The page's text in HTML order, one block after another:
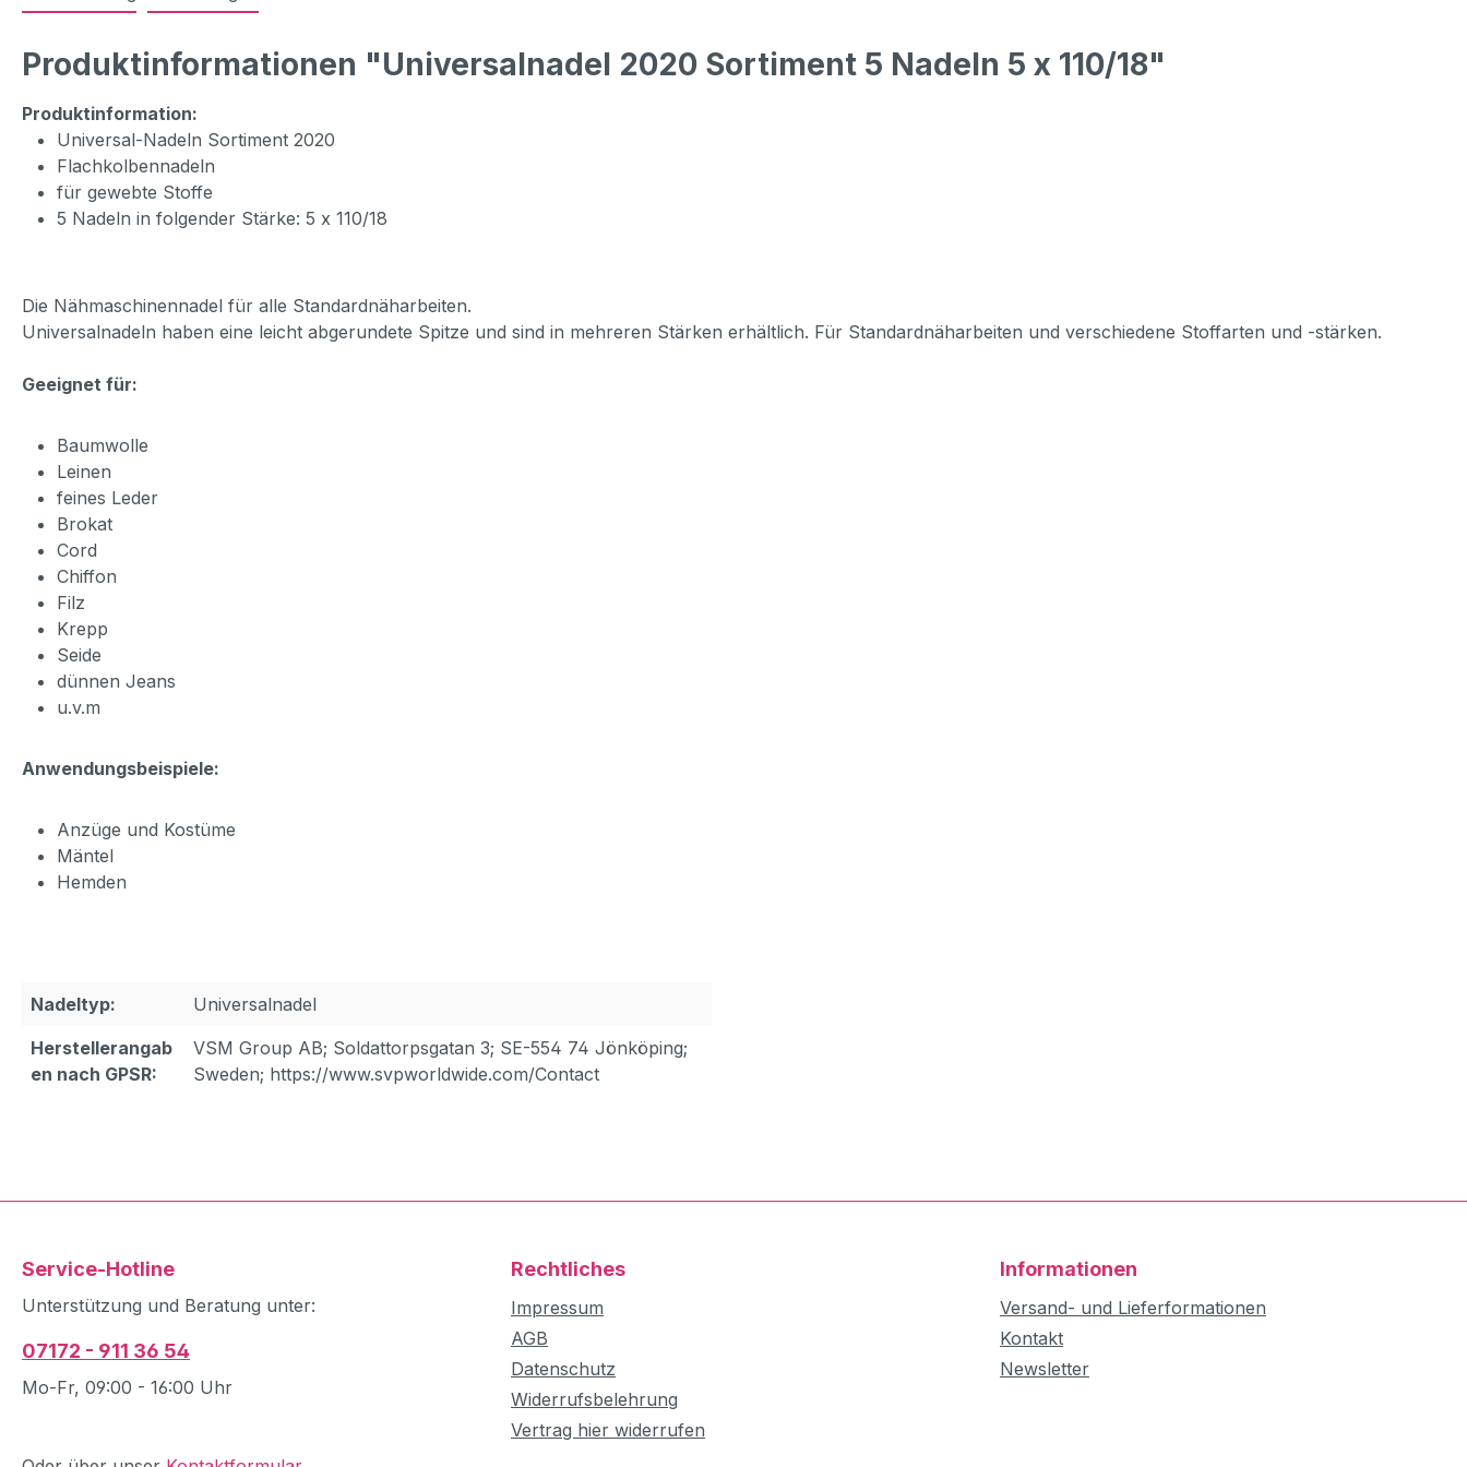
Produktinformationen "Universalnadel 2020 Sortiment 5 Nadeln 5 x 110/18"
Produktinformation:
Universal-Nadeln Sortiment 2020
Flachkolbennadeln
für gewebte Stoffe
5 Nadeln in folgender Stärke: 5 x 110/18
Die Nähmaschinennadel für alle Standardnäharbeiten.
Universalnadeln haben eine leicht abgerundete Spitze und sind in mehreren Stärken erhältlich. Für Standardnäharbeiten und verschiedene Stoffarten und -stärken.
Geeignet für:
Baumwolle
Leinen
feines Leder
Brokat
Cord
Chiffon
Filz
Krepp
Seide
dünnen Jeans
u.v.m
Anwendungsbeispiele:
Anzüge und Kostüme
Mäntel
Hemden
Nadeltyp:
Universalnadel
Herstellerangab
en nach GPSR:
VSM Group AB; Soldattorpsgatan 3; SE-554 74 Jönköping;
Sweden; https://www.svpworldwide.com/Contact
Service-Hotline
Unterstützung und Beratung unter:
07172 - 911 36 54
Mo-Fr, 09:00 - 16:00 Uhr
Rechtliches
Impressum
AGB
Datenschutz
Widerrufsbelehrung
Vertrag hier widerrufen
Informationen
Versand- und Lieferformationen
Kontakt
Newsletter